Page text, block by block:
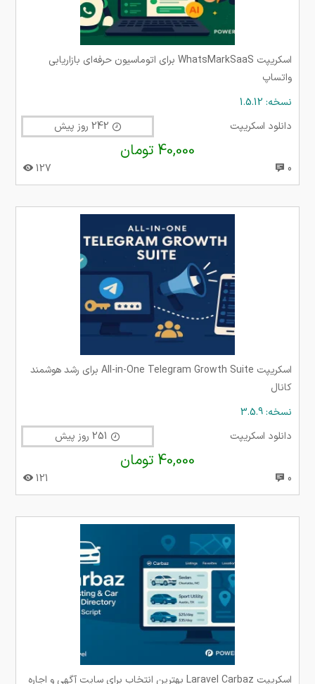
اسکریپت WhatsMarkSaaS برای اتوماسیون حرفه‌ای بازاریابی
واتساپ
نسخه: 1.5.12
دانلود اسکریپت
40,000 تومان
0
127
اسکریپت All-in-One Telegram Growth Suite برای رشد هوشمند
کانال
نسخه: 3.5.9
دانلود اسکریپت
40,000 تومان
0
121
اسکریپت Laravel Carbaz بهترین انتخاب برای سایت آگهی و اجاره